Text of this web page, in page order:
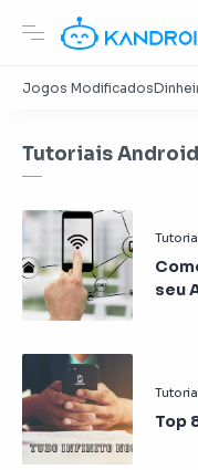
Tutoriais Android
seu
Top